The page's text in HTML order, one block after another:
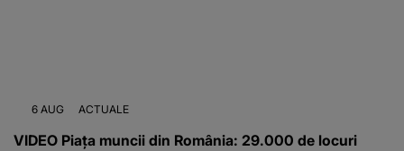
6 AUG ACTUALE
VIDEO Piața muncii din România: 29.000 de locuri